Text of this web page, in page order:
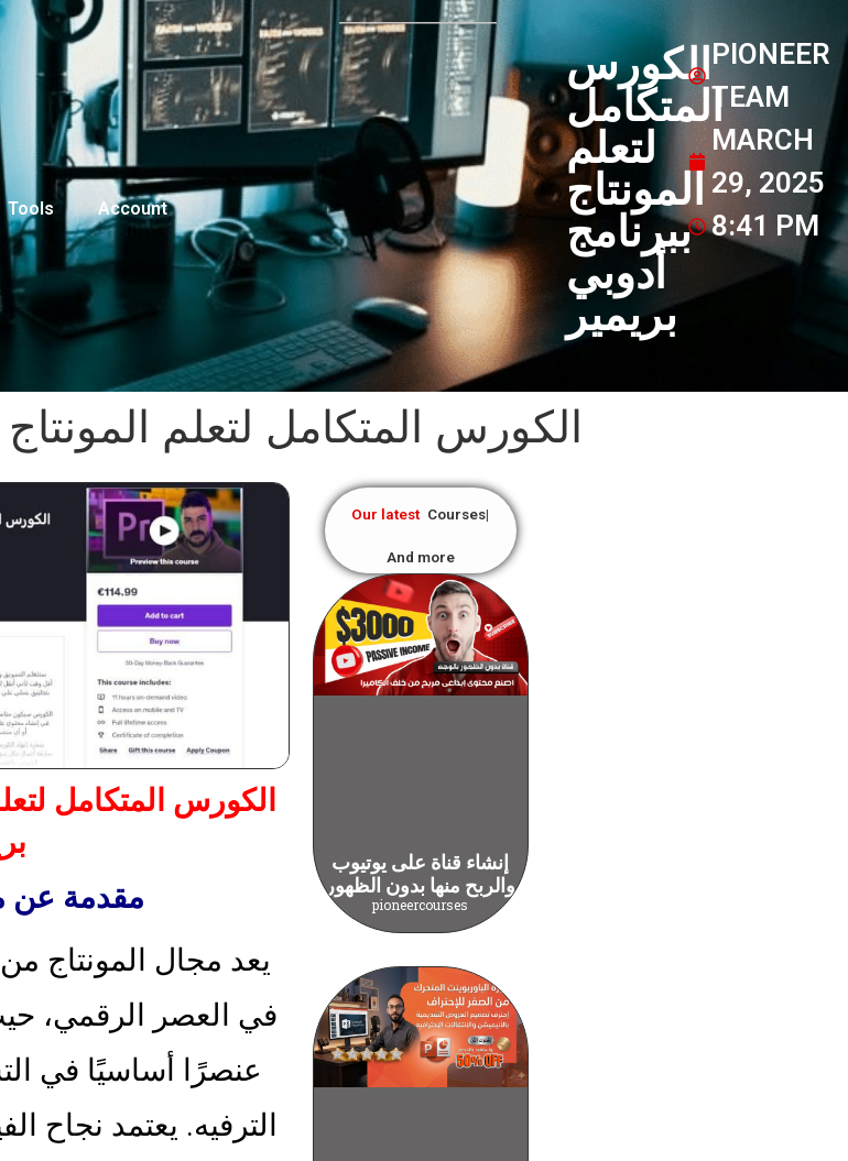
Tools Account
الكورس
المتكامل
لتعلم
المونتاج
ببرنامج
أدوبي
بريمير
PIONEER
TEAM
MARCH
29, 2025
8:41 PM
الكورس المتكامل لتعلم المونتاج
الكورس المتكامل
مقدمة عن
يعد مجال المونتاج
في العصر الرقمي،
عنصرًا أساسيًا في
الترفيه. يعتمد نجاح
Our latest Courses
And more
إنشاء قناة على يوتيوب
والربح منها بدون الظهور
pioneercourses